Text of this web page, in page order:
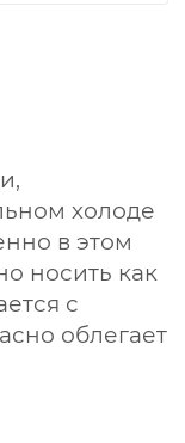
холоде
в этом
носить как
с
облегает